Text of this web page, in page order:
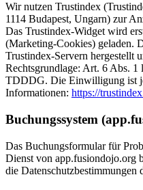
Wir nutzen Trustindex
1114 Budapest, Ungarn) zur
Das Trustindex-Widget wird
(Marketing-Cookies) geladen.
Trustindex-Servern hergestellt
Rechtsgrundlage: Art. 6 Abs.
TDDDG. Die Einwilligung ist
Informationen: https://
Buchungssystem
Das Buchungsformular für
Dienst von app.fusiondojo.org
die Datenschutzbestimmungen